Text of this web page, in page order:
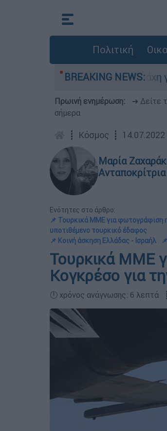
Πολιτική
BREAKING NEWS:
Η μάχη για τα
Πρωινή ενημέρωση: ➔ Δείτε
σήμερα
┋ Κόσμος ┋
Μαρία
Ενότητες στο άρθρο:
📌 Τουρκικά ΜΜΕ για φωτογράφιση
υποτιθέμενο τουρκικό έδαφος
📌 Κοινή άσκηση Ελλάδας - Ισραήλ
Τουρκικά ΜΜΕ
Κογκρέσο για
🕛 χρόνος ανάγνωσης: 6 λεπτά ┋